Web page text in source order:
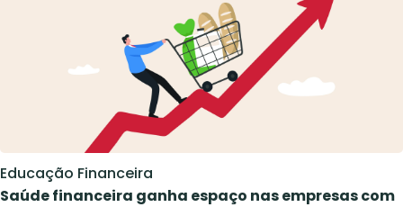
Educação Financeira
Saúde financeira ganha espaço nas empresas com